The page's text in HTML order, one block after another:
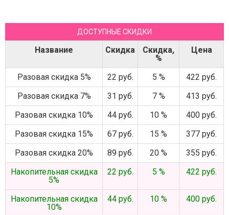
ДОСТУПНЫЕ СКИДКИ
Название Скидка
Скидка,
%
Цена
Разовая скидка 5% 22 руб. 5 %
422 руб.
Разовая скидка 7%
31 руб. 7 %
413 руб.
Разовая скидка 10%
44 руб. 10 %
400 руб.
Разовая скидка 15%
67 руб. 15 %
377 руб.
Разовая скидка 20%
89 руб. 20 %
355 руб.
Накопительная скидка
5%
22 руб. 5 % 422 руб.
Накопительная скидка
10%
44 руб. 10 % 400 руб.